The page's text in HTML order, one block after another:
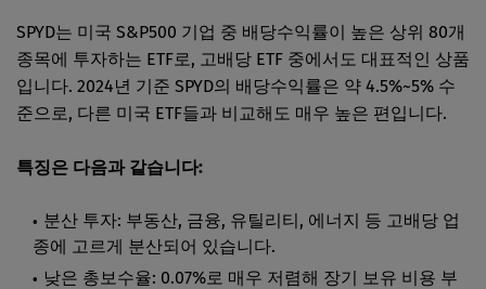
SPYD는 미국 S&P500 기업 중 배당수익률이 높은 상위 80개
종목에 투자하는 ETF로, 고배당 ETF 중에서도 대표적인 상품
입니다. 2024년 기준 SPYD의 배당수익률은 약 4.5%~5% 수
준으로, 다른 미국 ETF들과 비교해도 매우 높은 편입니다.
특징은 다음과 같습니다:
분산 투자: 부동산, 금융, 유틸리티, 에너지 등 고배당 업
종에 고르게 분산되어 있습니다.
낮은 총보수율: 0.07%로 매우 저렴해 장기 보유 비용 부